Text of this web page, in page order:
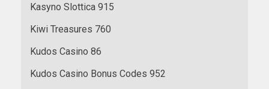
Kasyno Slottica 915
Kiwi Treasures 760
Kudos Casino 86
Kudos Casino Bonus Codes 952